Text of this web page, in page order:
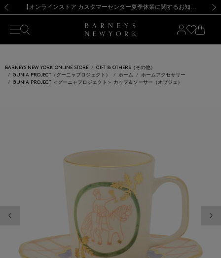
新規登録のお客様も対象！＜MY BARNEYS＞会員のお客様は11,000円（税込）以上のお買上げで常時送料無料！お買い物の際は会員登録を！
【夏季休業に伴う出荷一時停止のお知らせ】(2026.8.7) 【オンラインストア カスタマーセンター夏季休業に関するお知らせ】（2026.8.7）
【夏季休業に伴う返品・交換承り一時停止のお知らせ】（2026.8.5）
熊本県を中心とした地震の影響によるお荷物のお届けについて
【開催中】SUMMER SALEのご案内・ご注意事項 新規登録のお客様も対象！＜MY BARNEYS＞会員のお客様は11,000円（税込）以上のお買上げで常時送料無料！お買い物の際は会員登録を！
【夏季休業に伴う出荷一時停止のお知らせ】(2026.8.7)
BARNEYS NEW YORK ONLINE STORE
GIFT & OTHERS（その他）
GUNIA PROJECT（グーニャプロジェクト）
ホーム
ホームアクセサリー
GUNIA PROJECT ＜グーニャプロジェクト＞ カップ＆ソーサー（オブジェ）